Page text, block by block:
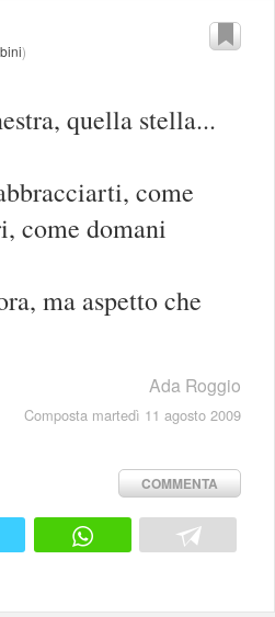
)
quella stella...
come
come domani
ma aspetto che
Ada Roggio
Composta martedì 11 agosto 2009
COMMENTA